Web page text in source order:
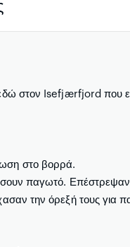
στον Isefjærfjord που
στο βορρά.
παγωτό.
την όρεξή τους για